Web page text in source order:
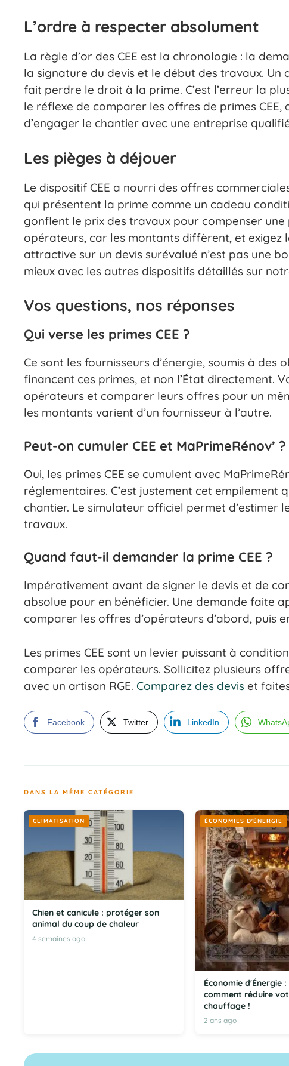
L’ordre à respecter absolument
La règle d’or des CEE est la chronologie : la
la signature du devis et le début des travaux. Un
fait perdre le droit à la prime. C’est l’erreur la
le réflexe de comparer les offres de primes
d’engager le chantier avec une entreprise
Les pièges à déjouer
Le dispositif CEE a nourri des offres
qui présentent la prime comme un cadeau
gonflent le prix des travaux pour compenser
opérateurs, car les montants diffèrent, et exigez
attractive sur un devis surévalué n’est pas une
mieux avec les autres dispositifs détaillés sur
Vos questions, nos réponses
Qui verse les primes CEE ?
Ce sont les fournisseurs d’énergie, soumis à des
financent ces primes, et non l’État directement.
opérateurs et comparer leurs offres pour un
les montants varient d’un fournisseur à l’autre.
Peut-on cumuler CEE et MaPrimeRénov’ ?
Oui, les primes CEE se cumulent avec
réglementaires. C’est justement cet empilement
chantier. Le simulateur officiel permet d’estimer
travaux.
Quand faut-il demander la prime CEE ?
Impérativement avant de signer le devis et de
absolue pour en bénéficier. Une demande faite
comparer les offres d’opérateurs d’abord, puis
Les primes CEE sont un levier puissant à
comparer les opérateurs. Sollicitez plusieurs
avec un artisan RGE. Comparez des devis et
Facebook Twitter LinkedIn
DANS LA MÊME CATÉGORIE
CLIMATISATION
Chien et canicule : protéger son
animal du coup de chaleur
4 semaines ago
ÉCONOMIES D'ÉNERGIE
Économie d'Énergie
comment réduire
chauffage !
2 ans ago